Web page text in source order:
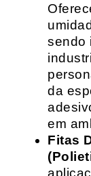
sendo
da
em
Fitas